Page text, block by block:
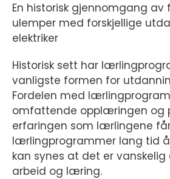
En historisk gjennomgang av
ulemper med forskjellige
elektriker
Historisk sett har
vanligste formen for
Fordelen med
omfattende opplæringen og
erfaringen som lærlingene
lærlingprogrammer lang tid
kan synes at det er vanskelig
arbeid og læring.